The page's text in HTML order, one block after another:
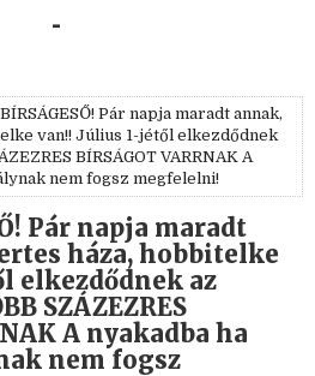
-
Pár napja maradt annak,
van!! Július 1-jétől elkezdődnek
BÍRSÁGOT VARRNAK A
nem fogsz megfelelni!
Pár napja maradt
háza, hobbitelke
elkezdődnek az
SZÁZEZRES
A nyakadba ha
nem fogsz